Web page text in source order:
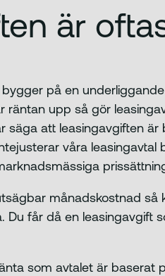
är
på en
räntan upp så gör
säga att leasingavgiften är
våra leasingavtal
månadskostnad så
Du får då en leasingavgift
som avtalet är baserat